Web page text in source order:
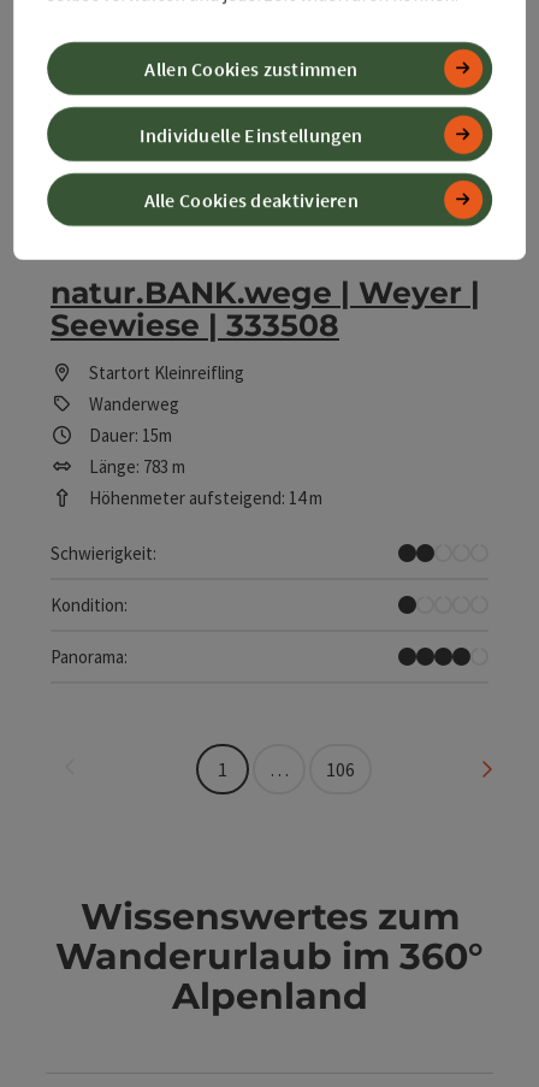
Schwierigkeit:
Kondition:
Sehr leicht
Tolles Panorama
Beitrag merken: natur.BANK.wege | Weyer | Seewiese
natur.BANK.wege | Weyer |
Seewiese | 333508
Startort Kleinreifling
Wanderweg
Dauer: 15m
Länge: 783 m
Höhenmeter aufsteigend: 14 m
Schwierigkeit:
Leicht
Kondition:
Sehr leicht
Panorama:
Tolles Panorama
1 … 106 Seite
Wissenswertes zum
Wanderurlaub im 360°
Alpenland
Alle Cookies deaktivieren
Individuelle Einstellungen
Allen Cookies zustimmen